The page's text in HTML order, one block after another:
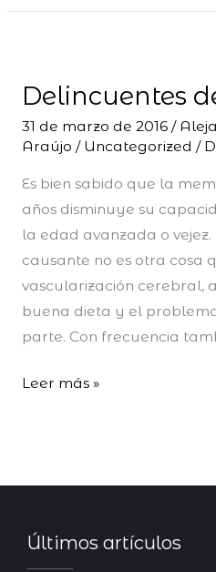
Delincuentes
31 de marzo de 2016 /
Araújo / Uncategorized /
Es bien sabido que la
años disminuye su
la edad avanzada o vejez.
causante no es otra cosa
vascularización cerebral,
buena dieta y el
parte. Con frecuencia
Paz
Leer más »
Últimos artículos